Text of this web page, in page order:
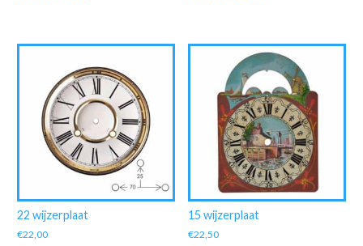
22 wijzerplaat
€22,00
15 wijzerplaat
€22,50